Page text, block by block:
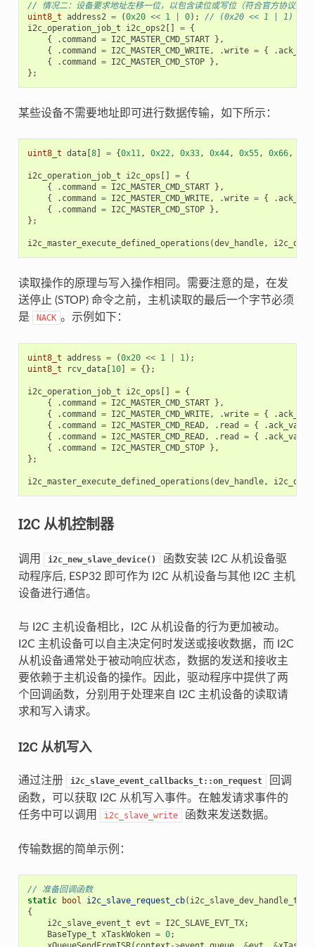
// 情况二：设备要求地址左移一位，以包含读位或写位（符合官方协议）
uint8_t address2 = (0x20 << 1 0);
// (0x20 << 1 | 1)
i2c_operation_job_t
i2c_ops2[] = {
{
. command = I2C_MASTER_CMD_START
},
{
. command = I2C_MASTER_CMD_WRITE, .write = { .
{
. command = I2C_MASTER_CMD_STOP
},
};
某些设备不需要地址即可进行数据传输，如下所示：
uint8_t data[ 8] = {0x11, 0x22, 0x33, 0x44, 0x55, 0x66,
i2c_operation_job_t i2c_ops = {
{
. command = I2C_MASTER_CMD_START
},
{
. command = I2C_MASTER_CMD_WRITE, .write = { .
{
. command = I2C_MASTER_CMD_STOP
},
};
i2c_master_execute_defined_operations (dev_handle, i2c_ops
读取操作的原理与写入操作相同。需要注意的是，在发
送停止 (STOP) 命令之前，主机读取的最后一个字节必须
是
NACK 。示例如下：
uint8_t address = (0x20 << 1 1);
uint8_t
rcv_data[ 10] = {};
i2c_operation_job_t i2c_ops = {
{
. command = I2C_MASTER_CMD_START
},
{
. command = I2C_MASTER_CMD_WRITE, .write = { .
{
. command = I2C_MASTER_CMD_READ, . read = { .ack_value
{
. command = I2C_MASTER_CMD_READ, . read = { .ack_value
{
. command = I2C_MASTER_CMD_STOP
},
};
i2c_master_execute_defined_operations (dev_handle, i2c_ops
I2C 从机控制器
调用 i2c_new_slave_device()
函数安装 I2C 从机设备驱
动程序后, ESP32 即可作为 I2C 从机设备与其他 I2C 主机
设备进行通信。
与 I2C 主机设备相比，I2C 从机设备的行为更加被动。
I2C 主机设备可以自主决定何时发送或接收数据，而 I2C
从机设备通常处于被动响应状态，数据的发送和接收主
要依赖于主机设备的操作。因此，驱动程序中提供了两
个回调函数，分别用于处理来自 I2C 主机设备的读取请
求和写入请求。
I2C 从机写入
通过注册 i2c_slave_event_callbacks_t::on_request
回调
函数，可以获取 I2C 从机写入事件。在触发请求事件的
任务中可以调用
i2c_slave_write 函数来发送数据。
传输数据的简单示例：
// 准备回调函数
static
bool i2c_slave_request_cb( i2c_slave_dev_handle_t
{
i2c_slave_event_t evt = I2C_SLAVE_EVT_TX;
BaseType_t xTaskWoken = 0;